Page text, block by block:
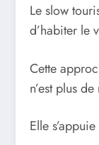
Le slow
d’habiter le
Cette
n’est plus
Elle